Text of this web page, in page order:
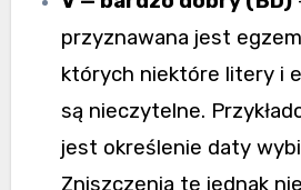
przyznawana jest
których niektóre litery i
są nieczytelne.
jest określenie daty
Zniszczenia te jednak